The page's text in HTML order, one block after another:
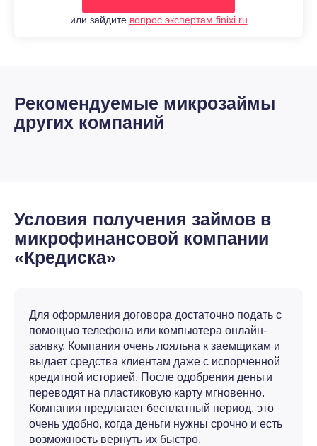
или зайдите вопрос экспертам finixi.ru
Рекомендуемые микрозаймы
других компаний
Условия получения займов в
микрофинансовой компании
«Кредиска»
Для оформления договора достаточно подать с
помощью телефона или компьютера онлайн-
заявку. Компания очень лояльна к заемщикам и
выдает средства клиентам даже с испорченной
кредитной историей. После одобрения деньги
переводят на пластиковую карту мгновенно.
Компания предлагает бесплатный период, это
очень удобно, когда деньги нужны срочно и есть
возможность вернуть их быстро.